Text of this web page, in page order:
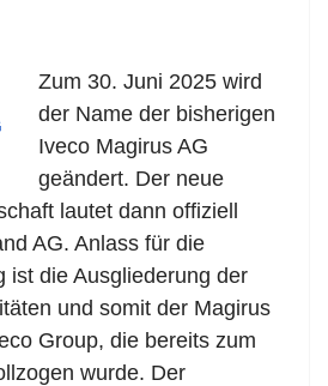
Zum 30. Juni 2025 wird
der Name der bisherigen
Iveco Magirus AG
geändert. Der neue
lautet dann offiziell
AG. Anlass für die
ist die Ausgliederung der
und somit der Magirus
Group, die bereits zum
wurde. Der